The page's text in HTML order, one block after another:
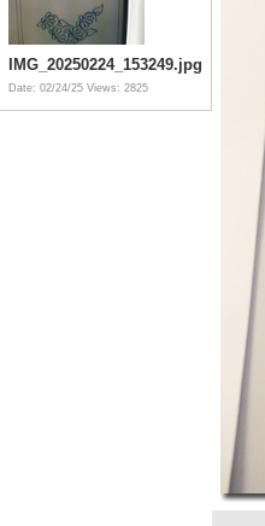
IMG_20250224_153249.jpg
Date: 02/24/25 Views: 2825